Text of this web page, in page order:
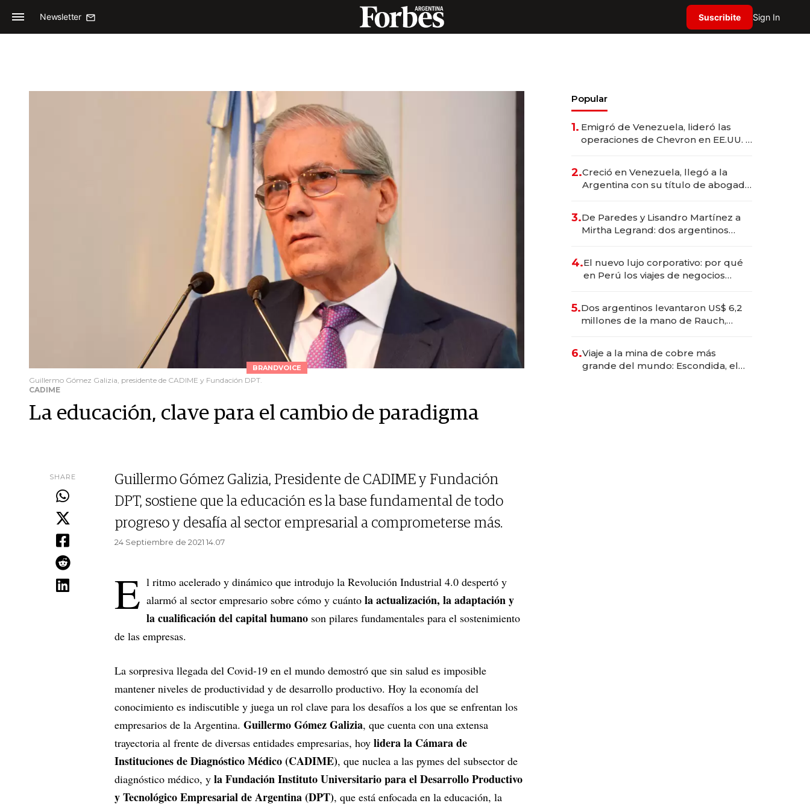
Newsletter Suscribite Sign In
BRANDVOICE
Guillermo Gómez Galizia, presidente de CADIME y Fundación DPT.
CADIME
La educación, clave para el cambio de paradigma
SHARE
Guillermo Gómez Galizia, Presidente de CADIME y Fundación
DPT, sostiene que la educación es la base fundamental de todo
progreso y desafía al sector empresarial a comprometerse más.
24 Septiembre de 2021 14.07
E l ritmo acelerado y dinámico que introdujo la Revolución Industrial 4.0 despertó y
alarmó al sector empresario sobre cómo y cuánto la actualización, la adaptación y
la cualificación del capital humano son pilares fundamentales para el sostenimiento
de las empresas.
La sorpresiva llegada del Covid-19 en el mundo demostró que sin salud es imposible
mantener niveles de productividad y de desarrollo productivo. Hoy la economía del
conocimiento es indiscutible y juega un rol clave para los desafíos a los que se enfrentan los
empresarios de la Argentina. Guillermo Gómez Galizia, que cuenta con una extensa
trayectoria al frente de diversas entidades empresarias, hoy lidera la Cámara de
Instituciones de Diagnóstico Médico (CADIME), que nuclea a las pymes del subsector de
diagnóstico médico, y la Fundación Instituto Universitario para el Desarrollo Productivo
y Tecnológico Empresarial de Argentina (DPT), que está enfocada en la educación, la
Popular
1. Emigró de Venezuela, lideró las
operaciones de Chevron en EE.UU. y
2.Creció en Venezuela, llegó a la
Argentina con su título de abogado
marcas "fast premium"
3.De Paredes y Lisandro Martínez a
Mirtha Legrand: dos argentinos
4.El nuevo lujo corporativo: por qué
en Perú los viajes de negocios
transformadoras
5.Dos argentinos levantaron US$ 6,2
millones de la mano de Rauch,
6.Viaje a la mina de cobre más
grande del mundo: Escondida, el